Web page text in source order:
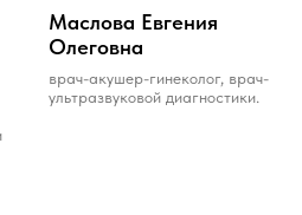
Маслова Евгения
Олеговна
врач-акушер-гинеколог, врач-
ультразвуковой диагностики.